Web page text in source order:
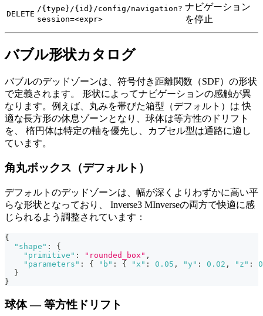
DELETE
/{type}/{id}/config/navigation?
session=<expr>
ナビゲーション
を停止
バブル形状カタログ
バブルのデッドゾーンは、符号付き距離関数（SDF）の形状
で定義されます。 形状によってナビゲーションの感触が異
なります。例えば、丸みを帯びた箱型（デフォルト）は 快
適な長方形の休息ゾーンとなり、球体は等方性のドリフト
を、 楕円体は特定の軸を優先し、カプセル型は通路に適し
ています。
角丸ボックス（デフォルト）
デフォルトのデッドゾーンは、幅が深くよりわずかに高い平
らな形状となっており、 Inverse3 MInverseの両方で快適に感
じられるよう調整されています：
{
"shape" :
{
"primitive" : "rounded_box" ,
"parameters" : { "b" : { "x" : 0.05 , "y" : 0.02 , "z" :
}
}
球体 — 等方性ドリフト